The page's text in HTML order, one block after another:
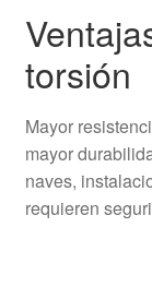
torsión
Mayor
mayor
naves,
requieren